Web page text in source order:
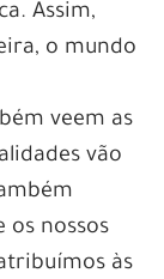
Assim,
o mundo
veem as
vão
os nossos
às